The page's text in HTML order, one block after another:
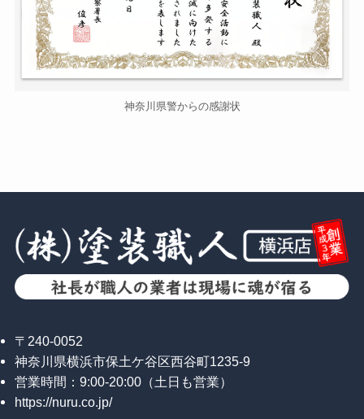
神奈川県警からの感謝状
〒240-0052
神奈川県横浜市保土ケ谷区西谷町1235-9
営業時間：9:00-20:00（土日も営業）
https://nuru.co.jp/